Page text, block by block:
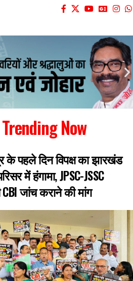
Trending Now
के पहले दिन विपक्ष का झारखंड
में हंगामा, JPSC-JSSC
CBI जांच कराने की मांग